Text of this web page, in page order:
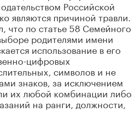
Российской
являются причиной травли.
что по статье 58 Семейного
родителями имени
использование в его
цифровых
символов и не
знаков, за исключением
их любой комбинации либо
на ранги, должности,